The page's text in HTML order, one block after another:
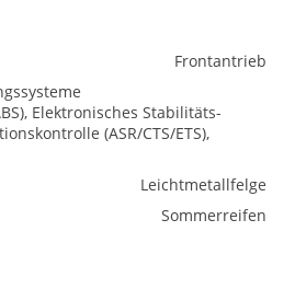
Frontantrieb
Elektronisches Stabilitäts-
(ASR/CTS/ETS),
Leichtmetallfelge
Sommerreifen